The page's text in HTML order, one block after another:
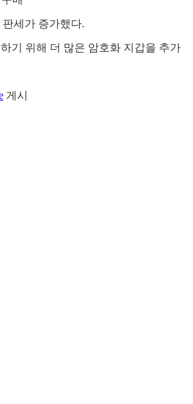
세가 증가했다.
기 위해 더 많은 암호화 지갑을 추가
게시